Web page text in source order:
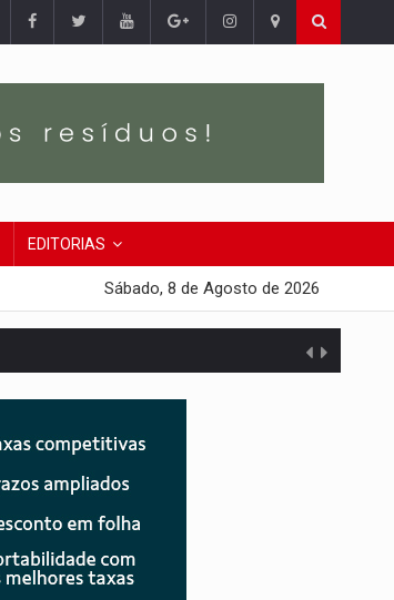
EDITORIAS
Sábado, 8 de Agosto de 2026